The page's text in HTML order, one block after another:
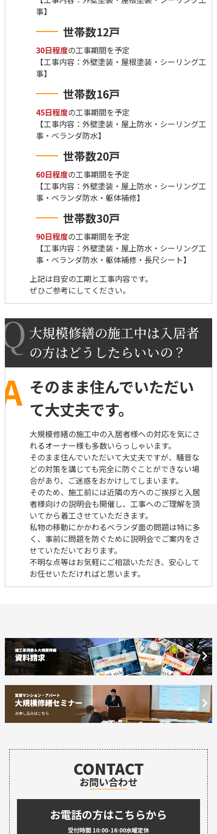
事】
世帯数12戸
30日程度の工事期間を予定
【工事内容：外壁塗装・屋根塗装・シーリング工
事】
世帯数16戸
45日程度の工事期間を予定
【工事内容：外壁塗装・屋上防水・シーリング工
事・ベランダ防水】
世帯数20戸
60日程度の工事期間を予定
【工事内容：外壁塗装・屋上防水・シーリング工
事・ベランダ防水・躯体補修】
世帯数30戸
90日程度の工事期間を予定
【工事内容：外壁塗装・屋上防水・シーリング工
事・ベランダ防水・躯体補修・長尺シート】
上記は目安の工期と工事内容です。
ぜひご参考にしてください。
大規模修繕の施工中は入居者
の方はどうしたらいいの？
そのまま住んでいただい
て大丈夫です。
大規模修繕の施工中の入居者様への対応を気にさ
れるオーナー様も多数いらっしゃいます。
そのまま住んでいただいて大丈夫ですが、騒音な
どの対策を講じても完全に防ぐことができない場
合があり、ご迷惑をおかけしてしまいます。
そのため、施工前には近隣の方へのご挨拶と入居
者様向けの説明会も開催し、工事へのご理解を頂
いてから着工させていただきます。
私物の移動にかかわるベランダ面の問題は特に多
く、事前に問題を防ぐために説明会でご案内をさ
せていただいております。
不明な点等はお気軽にご相談いただき、安心して
お任せいただければと思います。
CONTACT
お問い合わせ
お電話の方はこちらから
受付時間 10:00-16:00水曜定休